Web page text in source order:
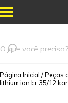
Página Inicial /Peças
lithium ion br 35/12